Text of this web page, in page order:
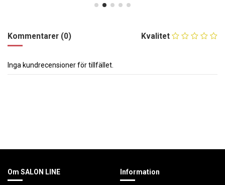
Kvalitet
Kommentarer (0)
Inga kundrecensioner för tillfället.
Om SALON LINE Information